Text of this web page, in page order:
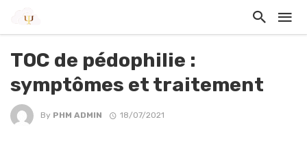
TOC de pédophilie :
symptômes et traitement
By PHM ADMIN 18/07/2021